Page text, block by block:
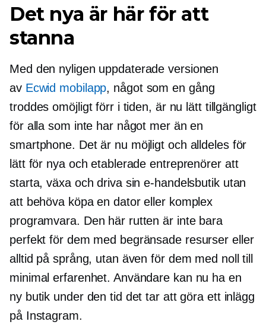
Det nya är här för att
stanna
Med den nyligen uppdaterade versionen
av Ecwid mobilapp, något som en gång
troddes omöjligt förr i tiden, är nu lätt tillgängligt
för alla som inte har något mer än en
smartphone. Det är nu möjligt och alldeles för
lätt för nya och etablerade entreprenörer att
starta, växa och driva sin e-handelsbutik utan
att behöva köpa en dator eller komplex
programvara. Den här rutten är inte bara
perfekt för dem med begränsade resurser eller
alltid på språng, utan även för dem med noll till
minimal erfarenhet. Användare kan nu ha en
ny butik under den tid det tar att göra ett inlägg
på Instagram.